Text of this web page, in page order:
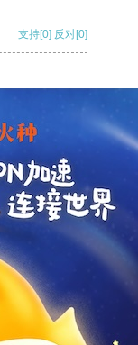
支持[0] 反对[0]
支持
支持[0] 反对[0]
支持[0] 反对[0]